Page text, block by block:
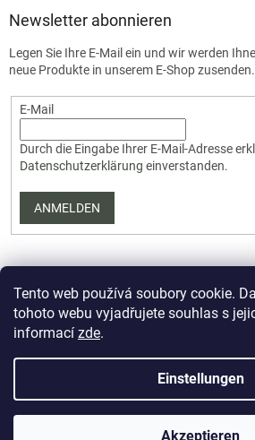
Tento web používá soubory cookie.
tohoto webu vyjadřujete souhlas s
informací zde.
Einstellungen
Akzeptieren
Newsletter abonnieren
Legen Sie Ihre E-Mail ein und wir werden
neue Produkte in unserem E-Shop zusenden.
E-Mail
Durch die Eingabe Ihrer E-Mail-Adresse
Datenschutzerklärung einverstanden.
ANMELDEN
Cookie-Einstellungen